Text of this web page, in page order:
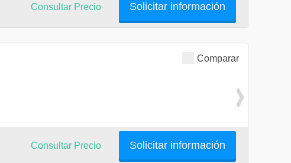
Solicitar información
Consultar Precio
Comparar
Solicitar información
Consultar Precio